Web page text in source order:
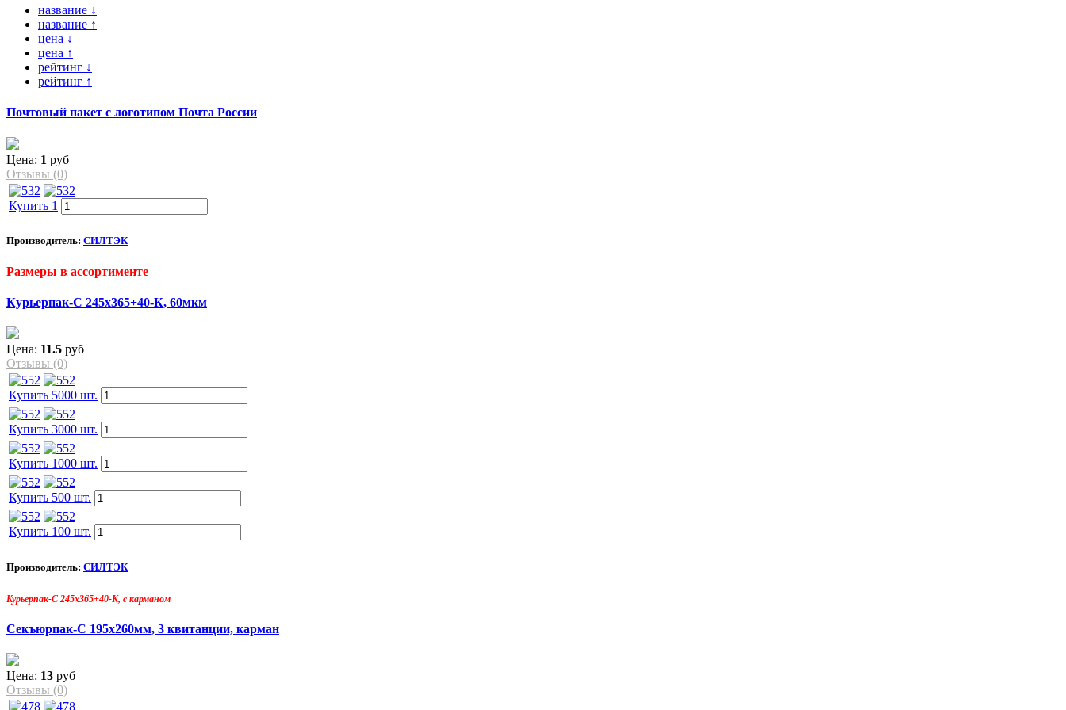
название ↓
название ↑
цена ↓
цена ↑
рейтинг ↓
рейтинг ↑
Почтовый пакет с логотипом Почта России
Цена: 1 руб
Отзывы (0)
Купить 1
Производитель: СИЛТЭК
Размеры в ассортименте
Курьерпак-С 245х365+40-К, 60мкм
Цена: 11.5 руб
Отзывы (0)
Купить 5000 шт.
Купить 3000 шт.
Купить 1000 шт.
Купить 500 шт.
Купить 100 шт.
Производитель: СИЛТЭК
Курьерпак-С 245х365+40-К, с карманом
Секъюрпак-С 195х260мм, 3 квитанции, карман
Цена: 13 руб
Отзывы (0)